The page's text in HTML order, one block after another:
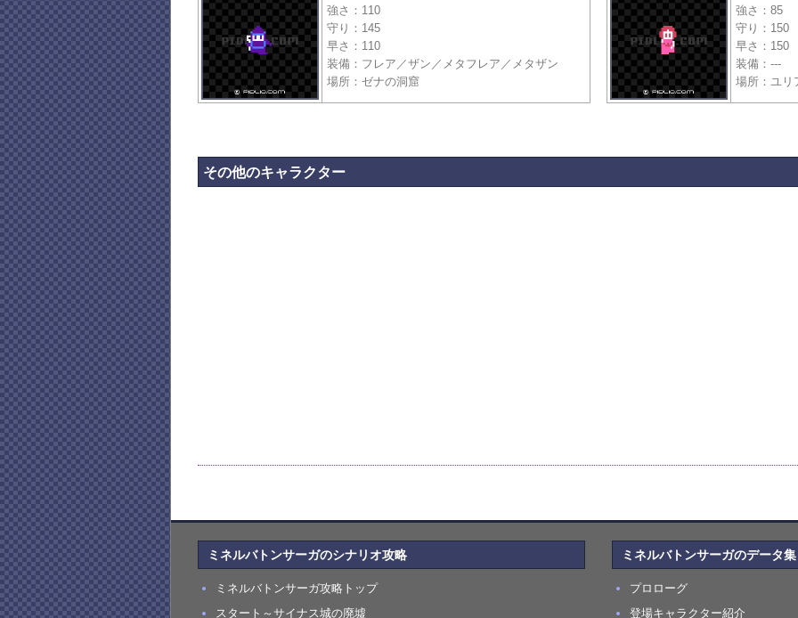
強さ：110
守り：145
早さ：110
装備：フレア／ザン／メタフレア／メタザン
場所：ゼナの洞窟
強さ：85
守り：150
早さ：150
装備：---
場所：ユリ
その他のキャラクター
ミネルバトンサーガのシナリオ攻略
ミネルバトンサーガ攻略トップ
スタート～サイナス城の廃墟
ミネルバトンサーガのデータ集
プロローグ
登場キャラクター紹介